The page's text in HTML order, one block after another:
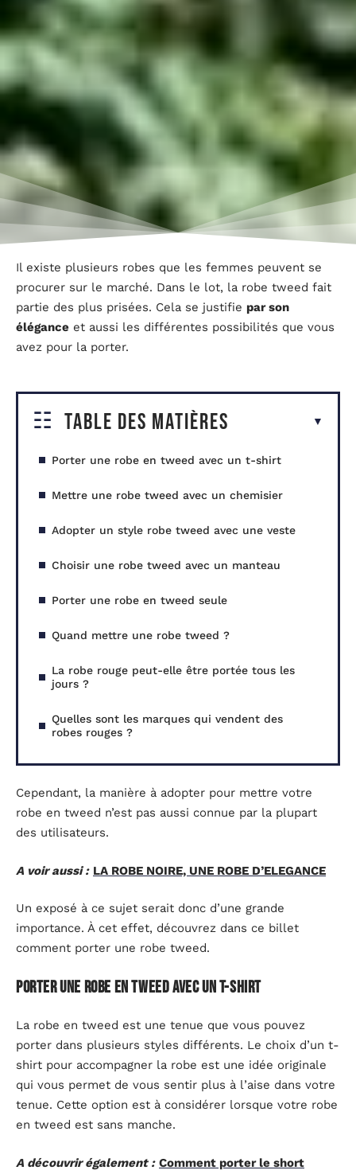
Il existe plusieurs robes que les femmes peuvent se
procurer sur le marché. Dans le lot, la robe tweed fait
partie des plus prisées. Cela se justifie par son
élégance et aussi les différentes possibilités que vous
avez pour la porter.
Table des matières
Porter une robe en tweed avec un t-shirt
Mettre une robe tweed avec un chemisier
Adopter un style robe tweed avec une veste
Choisir une robe tweed avec un manteau
Porter une robe en tweed seule
Quand mettre une robe tweed ?
La robe rouge peut-elle être portée tous les
jours ?
Quelles sont les marques qui vendent des
robes rouges ?
Cependant, la manière à adopter pour mettre votre
robe en tweed n’est pas aussi connue par la plupart
des utilisateurs.
A voir aussi : LA ROBE NOIRE, UNE ROBE D’ELEGANCE
Un exposé à ce sujet serait donc d’une grande
importance. À cet effet, découvrez dans ce billet
comment porter une robe tweed.
Porter une robe en tweed avec un t-shirt
La robe en tweed est une tenue que vous pouvez
porter dans plusieurs styles différents. Le choix d’un t-
shirt pour accompagner la robe est une idée originale
qui vous permet de vous sentir plus à l’aise dans votre
tenue. Cette option est à considérer lorsque votre robe
en tweed est sans manche.
A découvrir également : Comment porter le short